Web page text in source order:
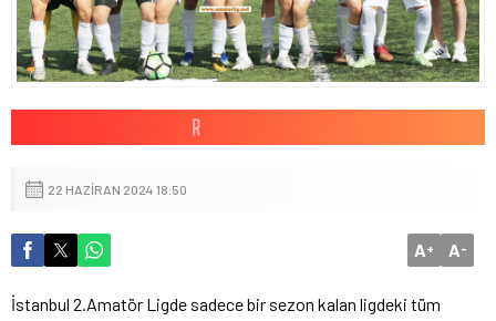
22 HAZIRAN 2024 18:50
A+ A-
İstanbul 2.Amatör Ligde sadece bir sezon kalan ligdeki tüm